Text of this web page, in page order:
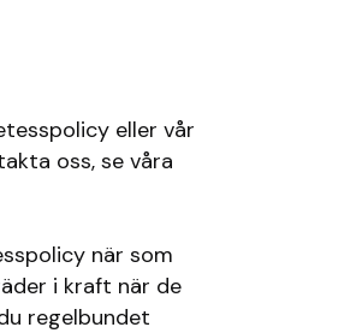
eller vår
oss, se våra
när som
i kraft när de
regelbundet